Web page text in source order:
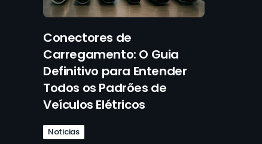
Conectores de
Carregamento: O Guia
Definitivo para Entender
Todos os Padrões de
Veículos Elétricos
Noticias